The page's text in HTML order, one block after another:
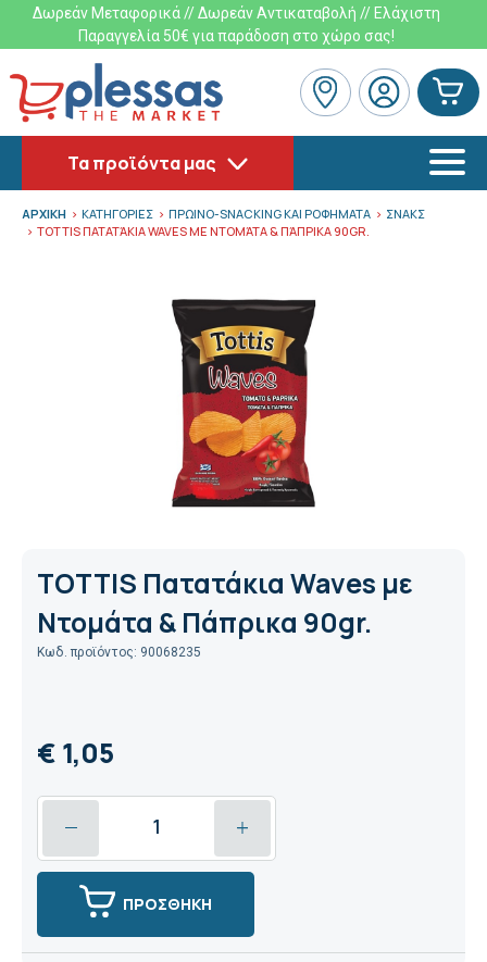
Δωρεάν Μεταφορικά // Δωρεάν Αντικαταβολή // Ελάχιστη
Παραγγελία 50€ για παράδοση στο χώρο σας!
Τα προϊόντα μας
ΑΡΧΙΚΗ ΚΑΤΗΓΟΡΙΕΣ ΠΡΩΙΝΟ-SNACKING ΚΑΙ ΡΟΦΗΜΑΤΑ
ΣΝΑΚΣ
TOTTIS ΠΑΤΑΤΆΚΙΑ WAVES ΜΕ ΝΤΟΜΆΤΑ & ΠΆΠΡΙΚΑ 90GR.
TOTTIS Πατατάκια Waves με
Ντομάτα & Πάπρικα 90gr.
Κωδ. προϊόντος: 90068235
€ 1,05
ΠΡΟΣΘΗΚΗ